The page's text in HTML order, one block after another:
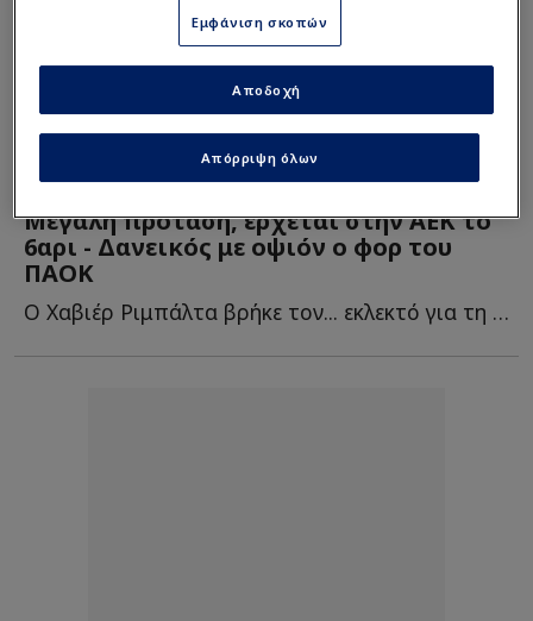
Super League| VIDEO 11/07/2025 - 23:29
Μεγάλη πρόταση, έρχεται στην ΑΕΚ το
6αρι - Δανεικός με οψιόν ο φορ του
ΠΑΟΚ
Ο Χαβιέρ Ριμπάλτα βρήκε τον... εκλεκτό για τη μεσαία γραμμή και ο Μάριος �...
Εμφάνιση σκοπών
Απόρριψη όλων
Αποδοχή